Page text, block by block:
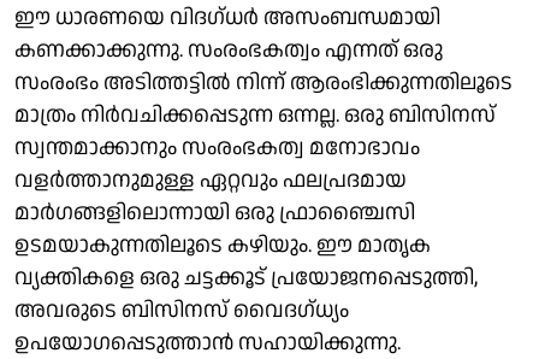
ഈ ധാരണയെ വിദഗ്ധര്‍ അസംബന്ധമായി
കണക്കാക്കുന്നു. സംരംഭകത്വം എന്നത് ഒരു
സംരംഭം അടിത്തട്ടില്‍ നിന്ന് ആരംഭിക്കുന്നതിലൂടെ
മാത്രം നിര്‍വചിക്കപ്പെടുന്ന ഒന്നല്ല. ഒരു ബിസിനസ്
സ്വന്തമാക്കാനും സംരംഭകത്വ മനോഭാവം
വളര്‍ത്താനുമുള്ള ഏറ്റവും ഫലപ്രദമായ
മാര്‍ഗങ്ങളിലൊന്നായി ഒരു ഫ്രാഞ്ചൈസി
ഉടമയാകുന്നതിലൂടെ കഴിയും. ഈ മാതൃക
വ്യക്തികളെ ഒരു ചട്ടക്കൂട് പ്രയോജനപ്പെടുത്തി,
അവരുടെ ബിസിനസ് വൈദഗ്ധ്യം
ഉപയോഗപ്പെടുത്താന്‍ സഹായിക്കുന്നു.